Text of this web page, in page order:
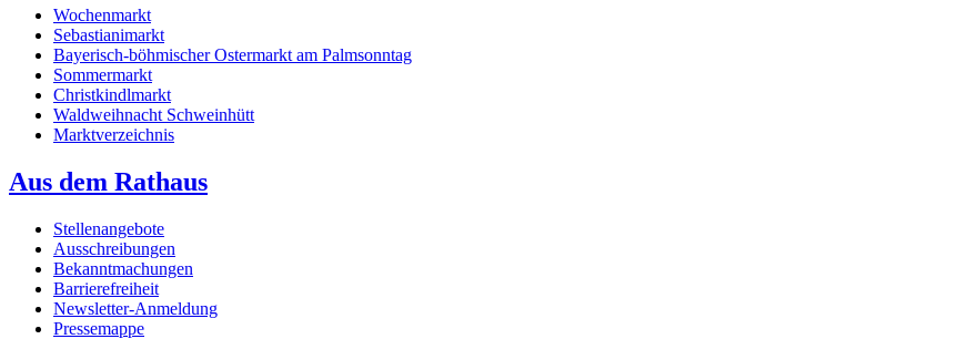
Wochenmarkt
Sebastianimarkt
Bayerisch-böhmischer Ostermarkt am Palmsonntag
Sommermarkt
Christkindlmarkt
Waldweihnacht Schweinhütt
Marktverzeichnis
Aus dem Rathaus
Stellenangebote
Ausschreibungen
Bekanntmachungen
Barrierefreiheit
Newsletter-Anmeldung
Pressemappe